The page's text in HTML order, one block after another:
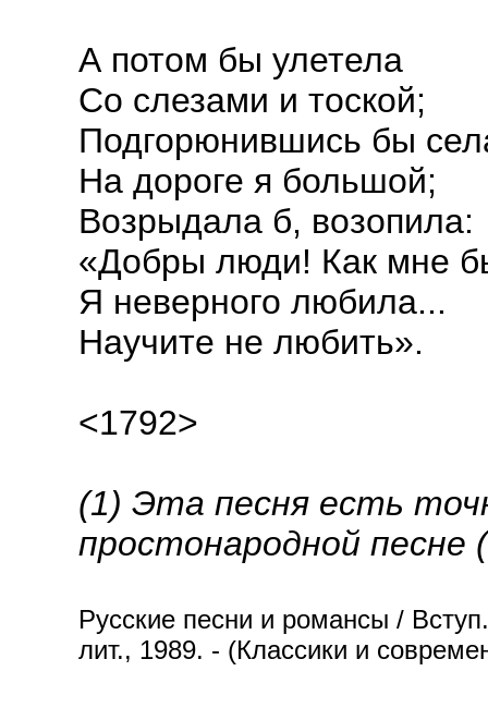
А потом бы улетела
Со слезами и тоской;
Подгорюнившись бы
На дороге я большой;
Возрыдала б, возопила:
«Добры люди! Как мне
Я неверного любила...
Научите не любить».
<1792>
(1) Эта песня есть
простонародной
Русские песни и романсы /
лит., 1989. - (Классики и